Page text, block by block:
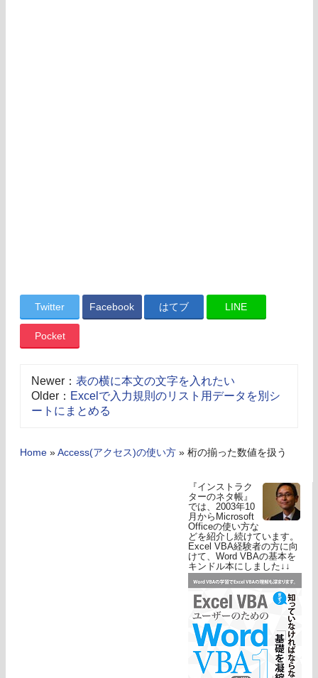
Twitter Facebook はてブ LINE
Pocket
Newer： 表の横に本文の文字を入れたい
Older： Excelで入力規則のリスト用データを別シ
ートにまとめる
Home » Access(アクセス)の使い方 » 桁の揃った数値を扱う
『インストラク
ターのネタ帳』
では、2003年10
月からMicrosoft
Officeの使い方な
どを紹介し続けています。
Excel VBA経験者の方に向
けて、Word VBAの基本を
キンドル本にしました↓↓